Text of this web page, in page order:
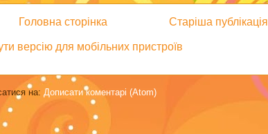
Старіша публікація
Головна сторінка
версію для мобільних пристроїв
на: Дописати коментарі (Atom)